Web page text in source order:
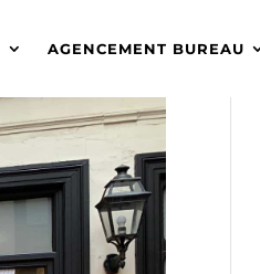
AGENCEMENT BUREAU